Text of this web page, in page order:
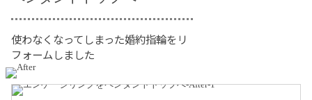
使わなくなってしまった婚約指輪をリ
フォームしました